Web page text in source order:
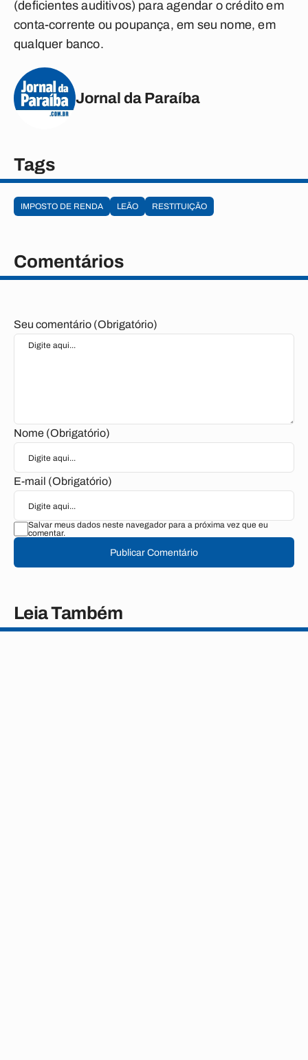
(deficientes auditivos) para agendar o crédito em
conta-corrente ou poupança, em seu nome, em
qualquer banco.
Jornal da Paraíba
Tags
IMPOSTO DE RENDA LEÃO RESTITUIÇÃO
Comentários
Seu comentário (Obrigatório)
Nome (Obrigatório)
E-mail (Obrigatório)
Salvar meus dados neste navegador para a próxima vez que eu
comentar.
Publicar Comentário
Leia Também